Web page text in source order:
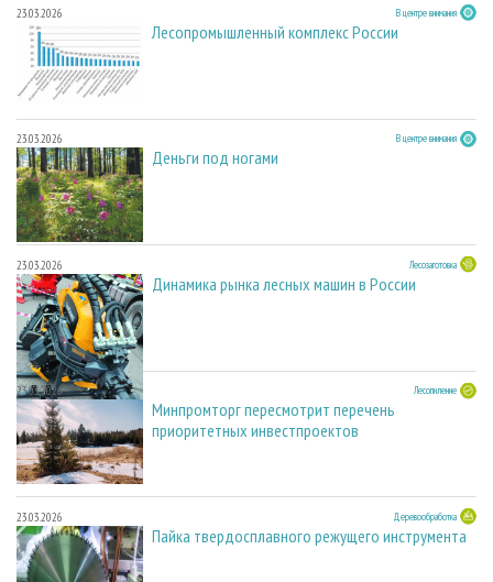
23.03.2026 В центре внимания
Лесопромышленный комплекс России
23.03.2026 В центре внимания
Деньги под ногами
23.03.2026 Лесозаготовка
Динамика рынка лесных машин в России
23.03.2026 Лесопиление
Минпромторг пересмотрит перечень
приоритетных инвестпроектов
23.03.2026 Деревообработка
Пайка твердосплавного режущего инструмента